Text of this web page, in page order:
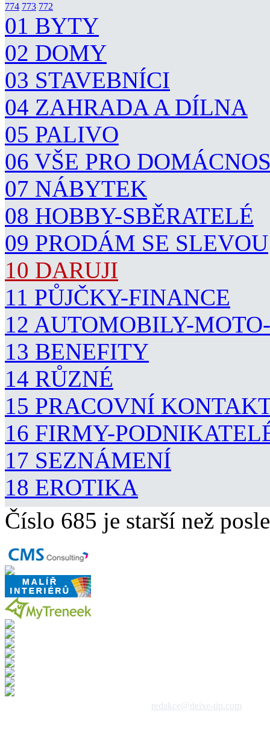
774 773 772
01 BYTY
02 DOMY
03 STAVEBNÍCI
04 ZAHRADA A DÍLNA
05 PALIVO
06 VŠE PRO
07 NÁBYTEK
08 HOBBY-SBĚRATELÉ
09 PRODÁM SE SLEVOU
10 DARUJI
11 PŮJČKY-FINANCE
12 AUTOMOBILY-
13 BENEFITY
14 RŮZNÉ
15 PRACOVNÍ
16 FIRMY-
17 SEZNÁMENÍ
18 EROTIKA
Číslo 685 je starší než
redakce@deixe-tip.com